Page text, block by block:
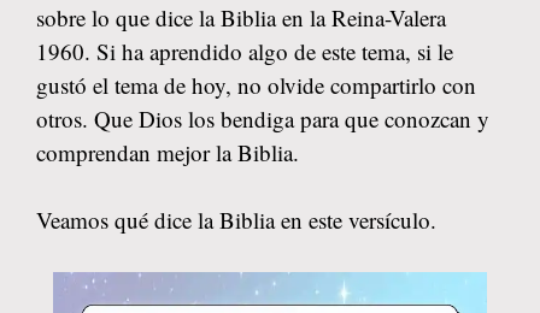
sobre lo que dice la Biblia en la Reina-Valera
1960. Si ha aprendido algo de este tema, si le
gustó el tema de hoy, no olvide compartirlo con
otros. Que Dios los bendiga para que conozcan y
comprendan mejor la Biblia.
Veamos qué dice la Biblia en este versículo.